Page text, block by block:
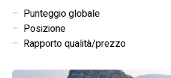
– Punteggio globale
– Posizione
– Rapporto qualità/prezzo